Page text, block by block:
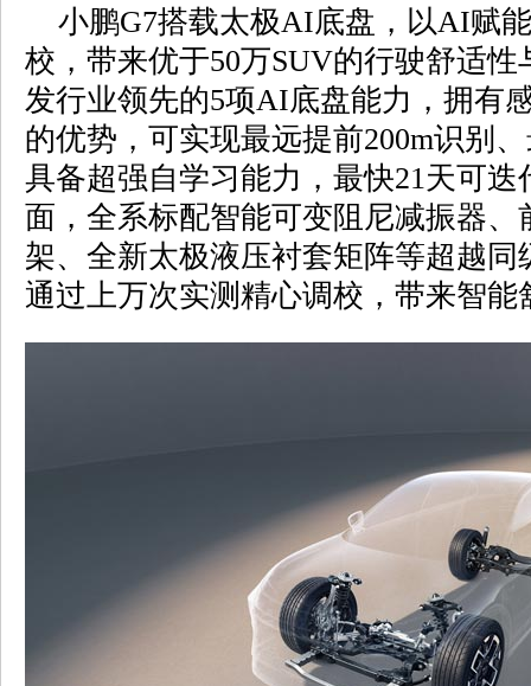
小鹏G7搭载太极AI底盘，以AI赋
校，带来优于50万SUV的行驶舒适
发行业领先的5项AI底盘能力，拥有
的优势，可实现最远提前200m识别
具备超强自学习能力，最快21天可
面，全系标配智能可变阻尼减振器、
架、全新太极液压衬套矩阵等超越
通过上万次实测精心调校，带来智